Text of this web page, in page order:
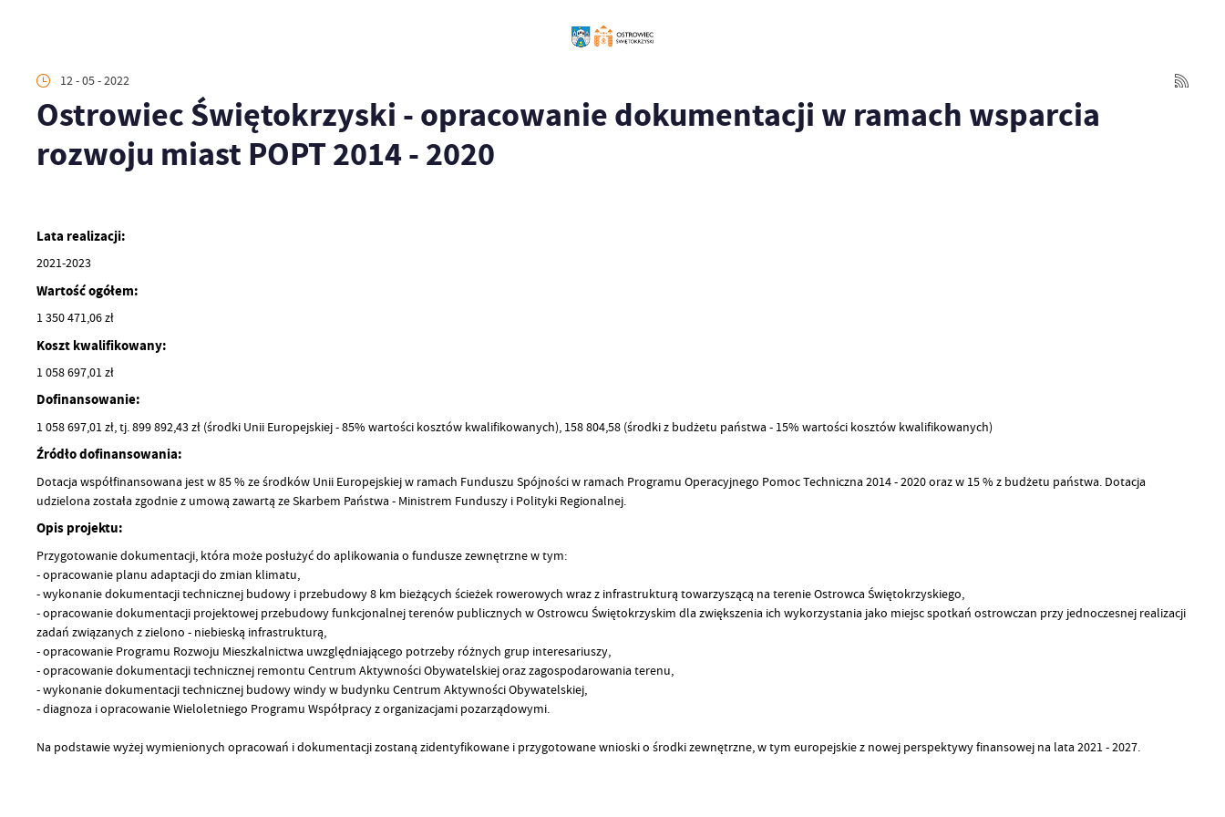
12 - 05 - 2022
Ostrowiec Świętokrzyski - opracowanie dokumentacji w ramach wsparcia
rozwoju miast POPT 2014 - 2020
Lata realizacji:
2021-2023
Wartość ogółem:
1 350 471,06 zł
Koszt kwalifikowany:
1 058 697,01 zł
Dofinansowanie:
1 058 697,01 zł, tj. 899 892,43 zł (środki Unii Europejskiej - 85% wartości kosztów kwalifikowanych), 158 804,58 (środki z budżetu państwa - 15% wartości kosztów kwalifikowanych)
Źródło dofinansowania:
Dotacja współfinansowana jest w 85 % ze środków Unii Europejskiej w ramach Funduszu Spójności w ramach Programu Operacyjnego Pomoc Techniczna 2014 - 2020 oraz w 15 % z budżetu państwa. Dotacja
udzielona została zgodnie z umową zawartą ze Skarbem Państwa - Ministrem Funduszy i Polityki Regionalnej.
Opis projektu:
Przygotowanie dokumentacji, która może posłużyć do aplikowania o fundusze zewnętrzne w tym:
- opracowanie planu adaptacji do zmian klimatu,
- wykonanie dokumentacji technicznej budowy i przebudowy 8 km bieżących ścieżek rowerowych wraz z infrastrukturą towarzyszącą na terenie Ostrowca Świętokrzyskiego,
- opracowanie dokumentacji projektowej przebudowy funkcjonalnej terenów publicznych w Ostrowcu Świętokrzyskim dla zwiększenia ich wykorzystania jako miejsc spotkań ostrowczan przy jednoczesnej realizacji
zadań związanych z zielono - niebieską infrastrukturą,
- opracowanie Programu Rozwoju Mieszkalnictwa uwzględniającego potrzeby różnych grup interesariuszy,
- opracowanie dokumentacji technicznej remontu Centrum Aktywności Obywatelskiej oraz zagospodarowania terenu,
- wykonanie dokumentacji technicznej budowy windy w budynku Centrum Aktywności Obywatelskiej,
- diagnoza i opracowanie Wieloletniego Programu Współpracy z organizacjami pozarządowymi.
Na podstawie wyżej wymienionych opracowań i dokumentacji zostaną zidentyfikowane i przygotowane wnioski o środki zewnętrzne, w tym europejskie z nowej perspektywy finansowej na lata 2021 - 2027.